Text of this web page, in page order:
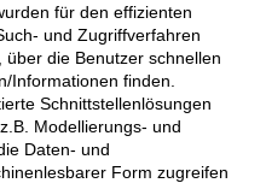
für den effizienten
und Zugriffverfahren
die Benutzer schnellen
Informationen finden.
Schnittstellenlösungen
Modellierungs- und
Daten- und
Form zugreifen